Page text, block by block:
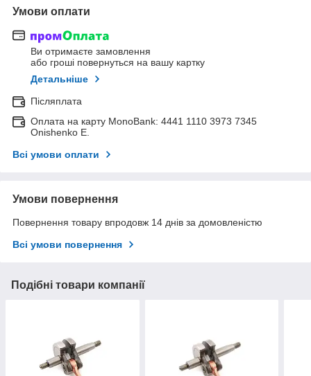
Умови оплати
Ви отримаєте замовлення
або гроші повернуться на вашу картку
Детальніше
Післяплата
Оплата на карту MonoBank: 4441 1110 3973 7345
Onishenko E.
Всі умови оплати
Умови повернення
Повернення товару впродовж 14 днів за домовленістю
Всі умови повернення
Подібні товари компанії